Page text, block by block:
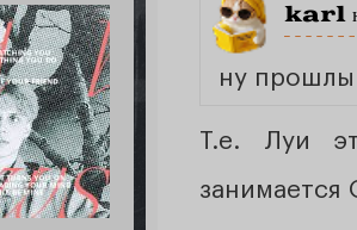
karl
ну
Т.е. Луи